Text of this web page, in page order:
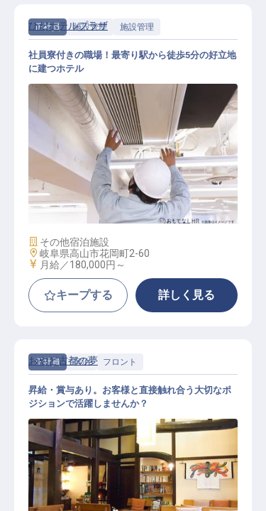
正社員 施設管理 施設管理
施設管理
ひだホテルプラザ
社員寮付きの職場！最寄り駅から徒歩5分の好立地
に建つホテル
施設業態
その他宿泊施設
勤務地
岐阜県高山市花岡町2-60
給与
月給／180,000円～
キープする 詳しく見る
正社員 宿泊 フロント
おやど古都の夢
昇給・賞与あり。お客様と直接触れ合う大切なポ
ジションで活躍しませんか？